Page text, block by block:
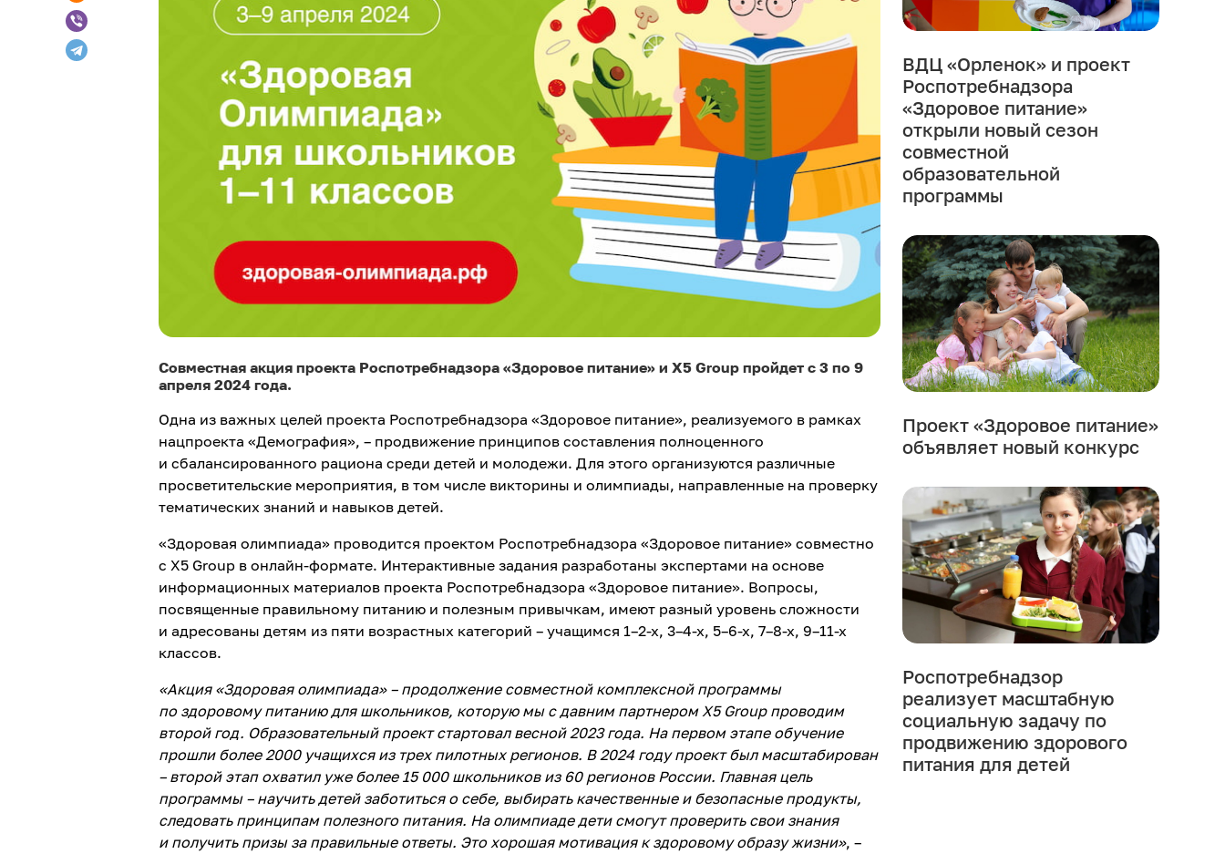
Совместная акция проекта Роспотребнадзора «Здоровое питание» и Х5 Group пройдет с 3 по 9
апреля 2024 года.
Одна из важных целей проекта Роспотребнадзора «Здоровое питание», реализуемого в рамках
нацпроекта «Демография», – продвижение принципов составления полноценного
и сбалансированного рациона среди детей и молодежи. Для этого организуются различные
просветительские мероприятия, в том числе викторины и олимпиады, направленные на проверку
тематических знаний и навыков детей.
«Здоровая олимпиада» проводится проектом Роспотребнадзора «Здоровое питание» совместно
с Х5 Group в онлайн-формате. Интерактивные задания разработаны экспертами на основе
информационных материалов проекта Роспотребнадзора «Здоровое питание». Вопросы,
посвященные правильному питанию и полезным привычкам, имеют разный уровень сложности
и адресованы детям из пяти возрастных категорий – учащимся 1–2-х, 3–4-х, 5–6-х, 7–8-х, 9–11-х
классов.
«Акция «Здоровая олимпиада» – продолжение совместной комплексной программы
по здоровому питанию для школьников, которую мы с давним партнером X5 Group проводим
второй год. Образовательный проект стартовал весной 2023 года. На первом этапе обучение
прошли более 2000 учащихся из трех пилотных регионов. В 2024 году проект был масштабирован
– второй этап охватил уже более 15 000 школьников из 60 регионов России. Главная цель
программы – научить детей заботиться о себе, выбирать качественные и безопасные продукты,
следовать принципам полезного питания. На олимпиаде дети смогут проверить свои знания
и получить призы за правильные ответы. Это хорошая мотивация к здоровому образу жизни», –
ВДЦ «Орленок» и проект
Роспотребнадзора
«Здоровое питание»
открыли новый сезон
совместной
образовательной
программы
Проект «Здоровое питание»
объявляет новый конкурс
Роспотребнадзор
реализует масштабную
социальную задачу по
продвижению здорового
питания для детей